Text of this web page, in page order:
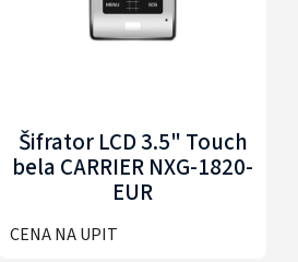
Šifrator LCD 3.5" Touch
bela CARRIER NXG-1820-
EUR
CENA NA UPIT